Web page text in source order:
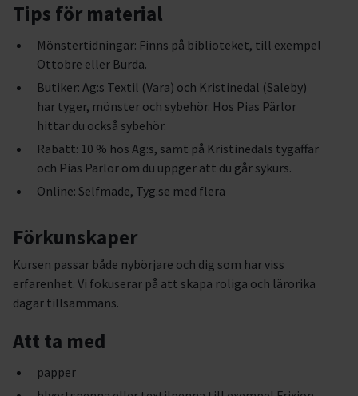
Tips för material
Mönstertidningar: Finns på biblioteket, till exempel
Ottobre eller Burda.
Butiker: Ag:s Textil (Vara) och Kristinedal (Saleby)
har tyger, mönster och sybehör. Hos Pias Pärlor
hittar du också sybehör.
Rabatt: 10 % hos Ag:s, samt på Kristinedals tygaffär
och Pias Pärlor om du uppger att du går sykurs.
Online: Selfmade, Tyg.se med flera
Förkunskaper
Kursen passar både nybörjare och dig som har viss
erfarenhet. Vi fokuserar på att skapa roliga och lärorika
dagar tillsammans.
Att ta med
papper